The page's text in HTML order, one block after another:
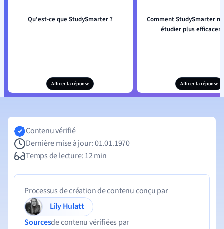
Qu'est-ce que StudySmarter ?
Afficer la réponse
Comment StudySmarter
étudier plus
Afficer la réponse
Contenu vérifié
Dernière mise à jour: 01.01.1970
Temps de lecture: 12 min
Processus de création de contenu conçu par
Lily Hulatt
Sourcesde contenu vérifiées par